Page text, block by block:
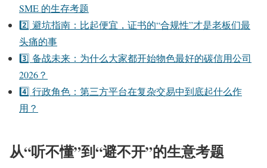
SME 的生存考题
2️⃣ 避坑指南：比起便宜，证书的“合规性”才是老板们最
头痛的事
3️⃣ 备战未来：为什么大家都开始物色最好的碳信用公司
2026？
4️⃣ 行政角色：第三方平台在复杂交易中到底起什么作
用？
从“听不懂”到“避不开”的生意考题